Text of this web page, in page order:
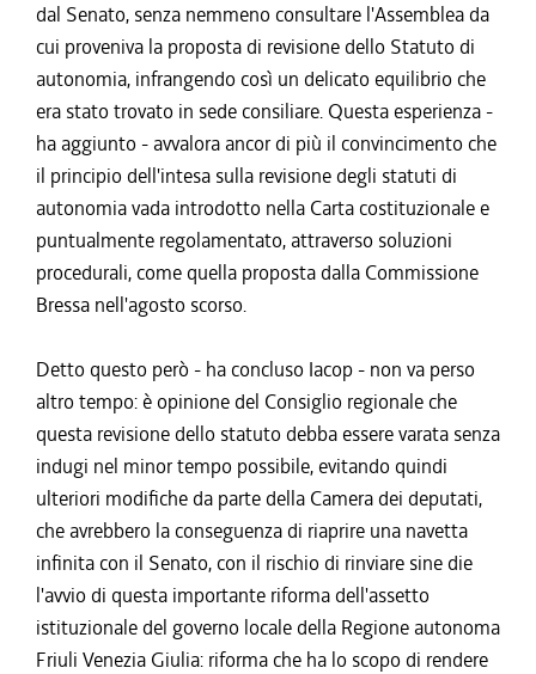
dal Senato, senza nemmeno consultare l'Assemblea da
cui proveniva la proposta di revisione dello Statuto di
autonomia, infrangendo così un delicato equilibrio che
era stato trovato in sede consiliare. Questa esperienza -
ha aggiunto - avvalora ancor di più il convincimento che
il principio dell'intesa sulla revisione degli statuti di
autonomia vada introdotto nella Carta costituzionale e
puntualmente regolamentato, attraverso soluzioni
procedurali, come quella proposta dalla Commissione
Bressa nell'agosto scorso.
Detto questo però - ha concluso Iacop - non va perso
altro tempo: è opinione del Consiglio regionale che
questa revisione dello statuto debba essere varata senza
indugi nel minor tempo possibile, evitando quindi
ulteriori modifiche da parte della Camera dei deputati,
che avrebbero la conseguenza di riaprire una navetta
infinita con il Senato, con il rischio di rinviare sine die
l'avvio di questa importante riforma dell'assetto
istituzionale del governo locale della Regione autonoma
Friuli Venezia Giulia: riforma che ha lo scopo di rendere